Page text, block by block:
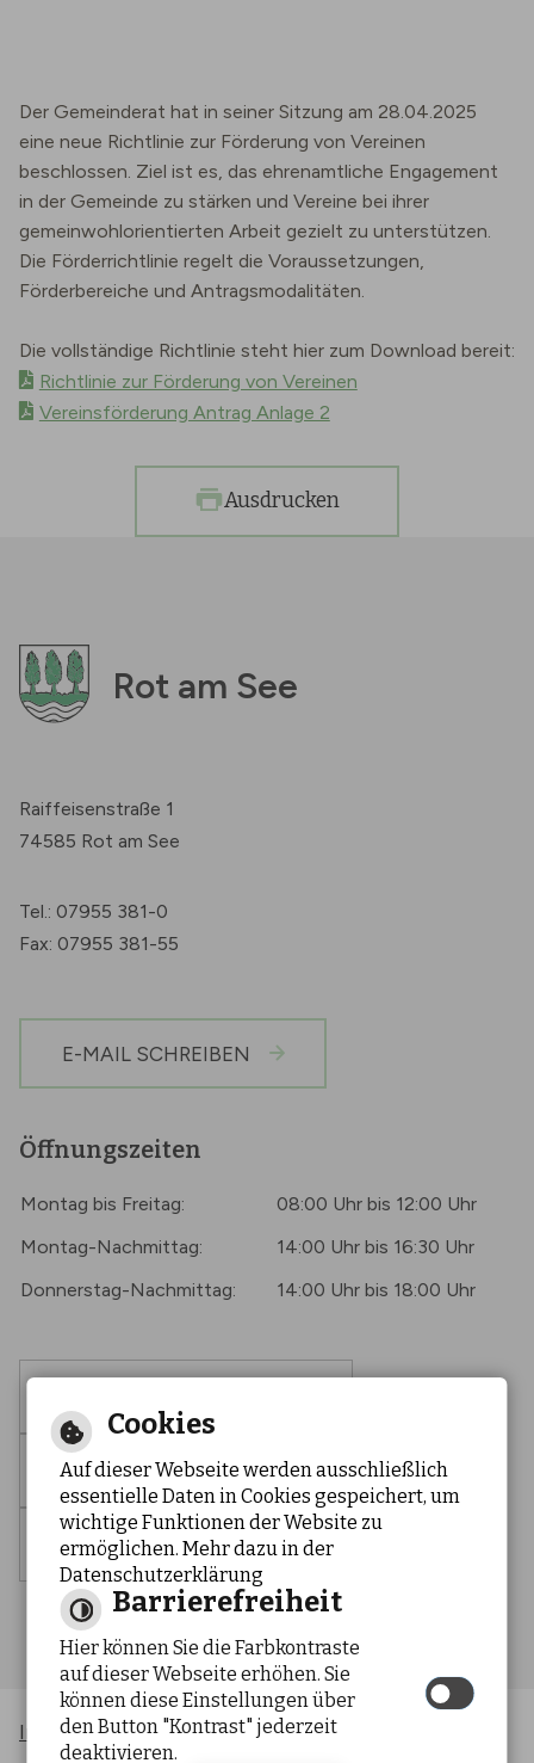
Der Gemeinderat hat in seiner Sitzung am 28.04.2025
eine neue Richtlinie zur Förderung von Vereinen
beschlossen. Ziel ist es, das ehrenamtliche Engagement
in der Gemeinde zu stärken und Vereine bei ihrer
gemeinwohlorientierten Arbeit gezielt zu unterstützen.
Die Förderrichtlinie regelt die Voraussetzungen,
Förderbereiche und Antragsmodalitäten.
Die vollständige Richtlinie steht hier zum Download bereit:
Richtlinie zur Förderung von Vereinen
Vereinsförderung Antrag Anlage 2
Ausdrucken
Rot am See
Raiffeisenstraße 1
74585 Rot am See
Tel.: 07955 381-0
Fax: 07955 381-55
E-MAIL SCHREIBEN
Öffnungszeiten
Montag bis Freitag:
08:00 Uhr bis 12:00 Uhr
Montag-Nachmittag:
14:00 Uhr bis 16:30 Uhr
Donnerstag-Nachmittag:
14:00 Uhr bis 18:00 Uhr
Leichte Sprache
Gebärdensprache
Inhaltsverzeichnis | Impressum
Cookies
Auf dieser Webseite werden ausschließlich
essentielle Daten in Cookies gespeichert, um
wichtige Funktionen der Website zu
ermöglichen. Mehr dazu in der
Datenschutzerklärung
Barrierefreiheit
Hier können Sie die Farbkontraste
auf dieser Webseite erhöhen. Sie
können diese Einstellungen über
den Button "Kontrast" jederzeit
deaktivieren.